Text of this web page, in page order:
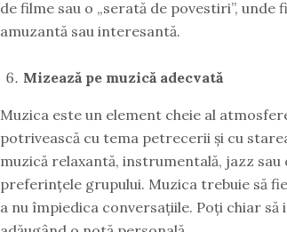
de filme sau o „serată de povestiri”,
amuzantă sau interesantă.
Mizează pe muzică adecvată
Muzica este un element cheie al
potrivească cu tema petrecerii și cu
muzică relaxantă, instrumentală, jazz
preferințele grupului. Muzica trebuie să
a nu împiedica conversațiile. Poți chiar